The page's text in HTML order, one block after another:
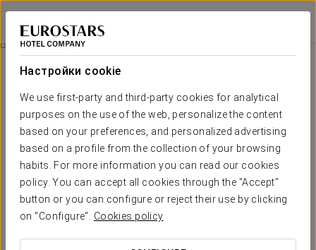
Настройки cookie
We use first-party and third-party cookies for analytical
purposes on the use of the web, personalize the content
based on your preferences, and personalized advertising
based on a profile from the collection of your browsing
habits. For more information you can read our cookies
policy. You can accept all cookies through the "Accept"
button or you can configure or reject their use by clicking
on "Configure". Cookies policy
Dorma Ramblas Boquería
БАРСЕЛОНА
Номера
Необходимые вам комфорт и
отдых
В отеле Dorma Ramblas Boqueria есть 30 красочно
оформленных номера. Все они выходят на улицу с балконом
или террасой, и видом на Лас Рамблас или на рынок Бокерия.
Номера просторные и светлые, так что наших гостей всегда
будет окружать свет средиземноморья.
* Дополнительные кровати в отеле не предоставляются.